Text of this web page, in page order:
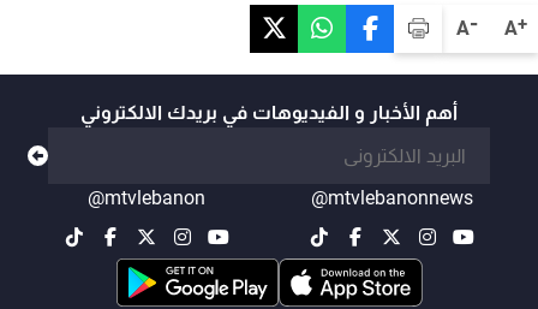
A+
A-
أهم الأخبار و الفيديوهات في بريدك الالكتروني
@mtvlebanonnews
@mtvlebanon